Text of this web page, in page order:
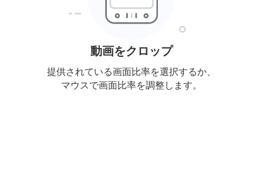
動画をクロップ
提供されている画面比率を選択するか、
マウスで画面比率を調整します。